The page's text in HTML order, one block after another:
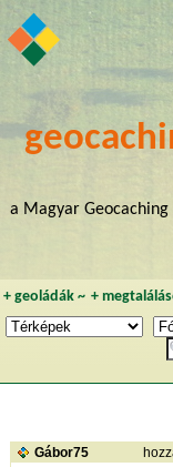
a Magyar Geocaching
+ geoládák~ +
Gábor75